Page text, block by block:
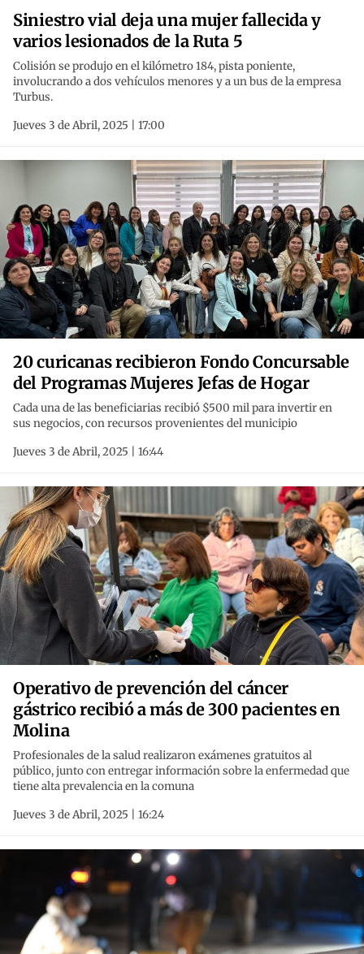
Siniestro vial deja una mujer fallecida y
varios lesionados de la Ruta 5
Colisión se produjo en el kilómetro 184, pista poniente,
involucrando a dos vehículos menores y a un bus de la empresa
Turbus.
Jueves 3 de Abril, 2025 | 17:00
20 curicanas recibieron Fondo Concursable
del Programas Mujeres Jefas de Hogar
Cada una de las beneficiarias recibió $500 mil para invertir en
sus negocios, con recursos provenientes del municipio
Jueves 3 de Abril, 2025 | 16:44
Operativo de prevención del cáncer
gástrico recibió a más de 300 pacientes en
Molina
Profesionales de la salud realizaron exámenes gratuitos al
público, junto con entregar información sobre la enfermedad que
tiene alta prevalencia en la comuna
Jueves 3 de Abril, 2025 | 16:24